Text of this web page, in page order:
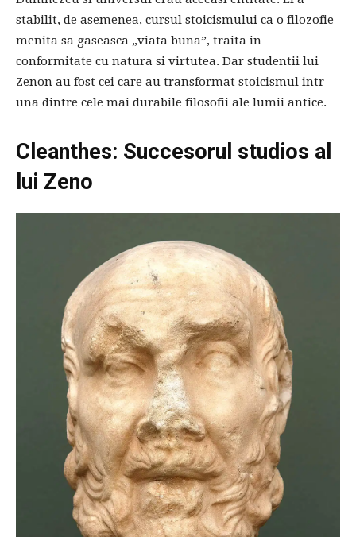
stabilit, de asemenea, cursul stoicismului ca o filozofie
menita sa gaseasca „viata buna”, traita in
conformitate cu natura si virtutea. Dar studentii lui
Zenon au fost cei care au transformat stoicismul intr-
una dintre cele mai durabile filosofii ale lumii antice.
Cleanthes: Succesorul studios al
lui Zeno